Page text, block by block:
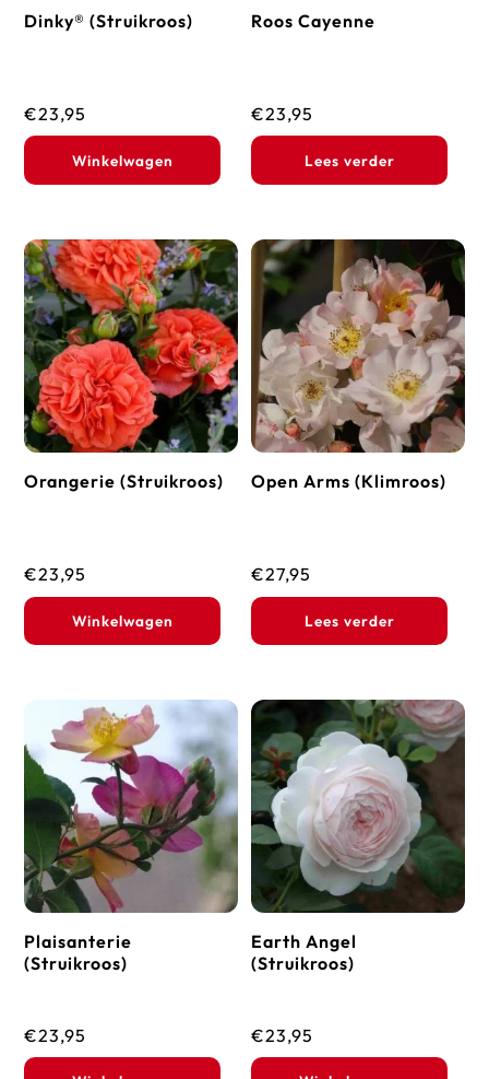
Dinky® (Struikroos)
€23,95
Winkelwagen
Roos Cayenne
€23,95
Lees verder
Orangerie (Struikroos)
€23,95
Winkelwagen
Open Arms (Klimroos)
€27,95
Lees verder
Plaisanterie
(Struikroos)
€23,95
Earth Angel
(Struikroos)
€23,95